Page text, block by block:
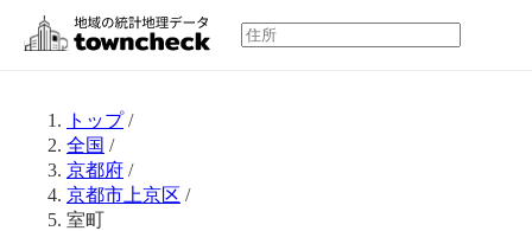
トップ/
全国 /
京都府 /
京都市上京区 /
室町